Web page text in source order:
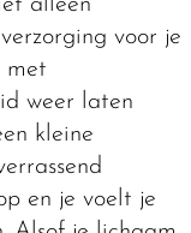
voor je
met
weer laten
kleine
en je voelt je